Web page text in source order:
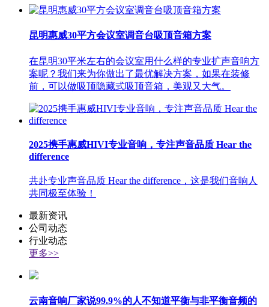
昆明惠威30平方会议室调音台吸顶音箱方案
在昆明30平米左右的会议室用什么样的专业扩声音响方
案呢？我们来为你做出了最优解决方案，如果在装修
前，可以做吸顶隐藏式吸顶音箱，美观又大气。
2025携手惠威HIVI专业音响，专注声音品质 Hear the
difference
共赴专业声音品质 Hear the difference，这是我们音响人
共同极至体验！
最新资讯
公司动态
行业动态
更多>>
云南音响厂家说99.9%的人不知道平衡与非平衡音频的